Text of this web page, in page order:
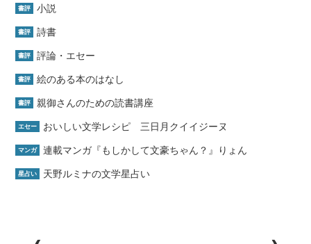
書評 小説
書評 詩書
書評 評論・エセー
書評 絵のある本のはなし
書評 親御さんのための読書講座
エセー おいしい文学レシピ 三日月クイイジーヌ
マンガ 連載マンガ『もしかして文豪ちゃん？』りょん
星占い 天野ルミナの文学星占い